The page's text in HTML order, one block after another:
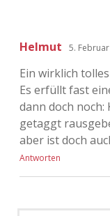
Helmut 5.
Ein wirklich
Es erfüllt fast
dann doch
getaggt
aber ist doch
Antworten